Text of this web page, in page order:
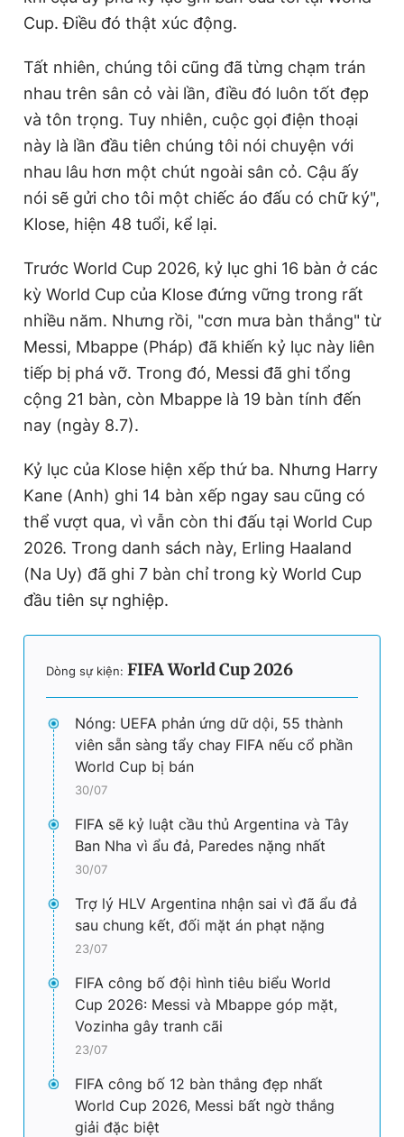
Cup. Điều đó thật xúc động.
Tất nhiên, chúng tôi cũng đã từng chạm trán
nhau trên sân cỏ vài lần, điều đó luôn tốt đẹp
và tôn trọng. Tuy nhiên, cuộc gọi điện thoại
này là lần đầu tiên chúng tôi nói chuyện với
nhau lâu hơn một chút ngoài sân cỏ. Cậu ấy
nói sẽ gửi cho tôi một chiếc áo đấu có chữ ký",
Klose, hiện 48 tuổi, kể lại.
Trước World Cup 2026, kỷ lục ghi 16 bàn ở các
kỳ World Cup của Klose đứng vững trong rất
nhiều năm. Nhưng rồi, "cơn mưa bàn thắng" từ
Messi, Mbappe (Pháp) đã khiến kỷ lục này liên
tiếp bị phá vỡ. Trong đó, Messi đã ghi tổng
cộng 21 bàn, còn Mbappe là 19 bàn tính đến
nay (ngày 8.7).
Kỷ lục của Klose hiện xếp thứ ba. Nhưng Harry
Kane (Anh) ghi 14 bàn xếp ngay sau cũng có
thể vượt qua, vì vẫn còn thi đấu tại World Cup
2026. Trong danh sách này, Erling Haaland
(Na Uy) đã ghi 7 bàn chỉ trong kỳ World Cup
đầu tiên sự nghiệp.
Dòng sự kiện: FIFA World Cup 2026
Nóng: UEFA phản ứng dữ dội, 55 thành
viên sẵn sàng tẩy chay FIFA nếu cổ phần
World Cup bị bán
30/07
FIFA sẽ kỷ luật cầu thủ Argentina và Tây
Ban Nha vì ẩu đả, Paredes nặng nhất
30/07
Trợ lý HLV Argentina nhận sai vì đã ẩu đả
sau chung kết, đối mặt án phạt nặng
23/07
FIFA công bố đội hình tiêu biểu World
Cup 2026: Messi và Mbappe góp mặt,
Vozinha gây tranh cãi
23/07
FIFA công bố 12 bàn thắng đẹp nhất
World Cup 2026, Messi bất ngờ thắng
giải đặc biệt